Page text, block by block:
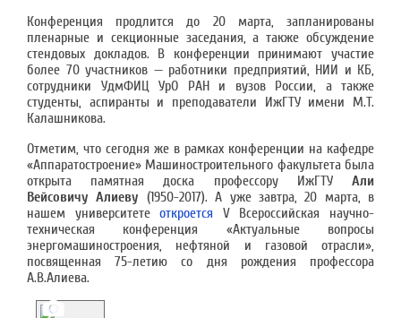
Конференция продлится до 20 марта, запланированы
пленарные и секционные заседания, а также обсуждение
стендовых докладов. В конференции принимают участие
более 70 участников — работники предприятий, НИИ и КБ,
сотрудники УдмФИЦ УрО РАН и вузов России, а также
студенты, аспиранты и преподаватели ИжГТУ имени М.Т.
Калашникова.
Отметим, что сегодня же в рамках конференции на кафедре
«Аппаратостроение» Машиностроительного факультета была
открыта памятная доска профессору ИжГТУ Али
Вейсовичу Алиеву (1950-2017). А уже завтра, 20 марта, в
нашем университетеоткроется V Всероссийская научно-
техническая конференция «Актуальные вопросы
энергомашиностроения, нефтяной и газовой отрасли»,
посвященная 75-летию со дня рождения профессора
А.В.Алиева.